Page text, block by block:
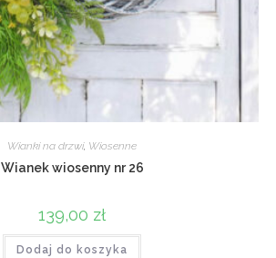
Wianki na drzwi, Wiosenne
Wianek wiosenny nr 26
139,00 zł
Dodaj do koszyka